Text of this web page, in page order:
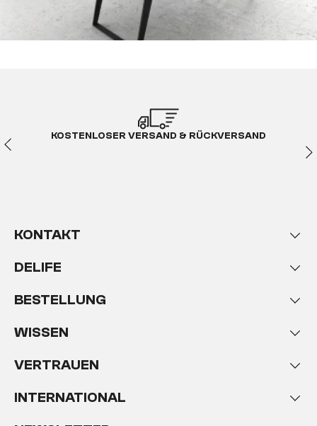
KOSTENLOSER VERSAND & RÜCKVERSAND
KONTAKT
DELIFE
BESTELLUNG
WISSEN
VERTRAUEN
INTERNATIONAL